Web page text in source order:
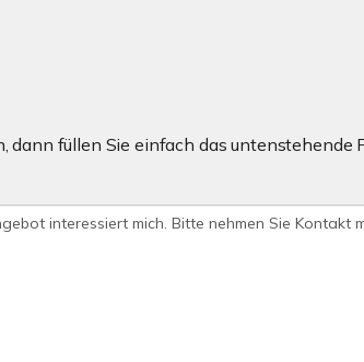
füllen Sie einfach das untenstehende